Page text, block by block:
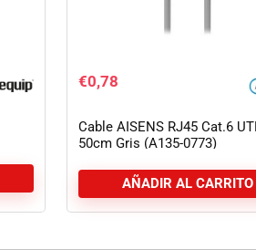
€0,78
Cable AISENS RJ45 Cat.6
50cm Gris (A135-0773)
AÑADIR AL CARRITO